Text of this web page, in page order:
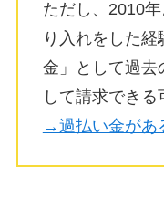
ただし、2010
り入れをした
金」として過去
して請求できる
→過払い金があ